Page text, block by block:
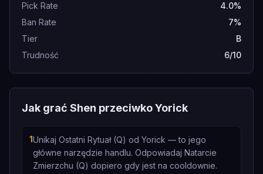
Pick Rate
4.0%
Ban Rate
7%
Tier
B
Trudność
6/10
Jak grać Shen przeciwko Yorick
1Unikaj Ostatni Rytuał (Q) od Yorick — to jego
główne narzędzie handlu. Odpowiadaj Natarcie
Zmierzchu (Q) dopiero gdy jest na cooldownie.